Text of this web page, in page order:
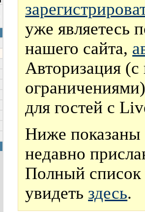
уже являетесь
нашего сайта,
Авторизация
для гостей с
Ниже показаны
недавно
Полный
увидеть здесь.